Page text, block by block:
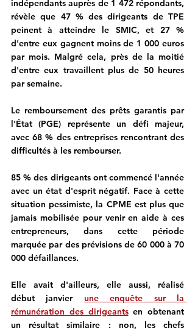
indépendants auprès de 1 472 répondants,
révèle que 47 % des dirigeants de TPE
peinent à atteindre le SMIC, et 27 %
d'entre eux gagnent moins de 1 000 euros
par mois. Malgré cela, près de la moitié
d'entre eux travaillent plus de 50 heures
par semaine.
Le remboursement des prêts garantis par
avec 68 % des entreprises rencontrant des
difficultés à les rembourser.
85 % des dirigeants ont commencé l'année
avec un état d'esprit négatif. Face à cette
situation pessimiste, la CPME est plus que
jamais mobilisée pour venir en aide à ces
entrepreneurs, dans cette période
marquée par des prévisions de 60 000 à 70
000 défaillances.
Elle avait d'ailleurs, elle aussi, réalisé
début janvier une enquête sur la
rémunération des dirigeants en obtenant
un résultat similaire :
non, les chefs